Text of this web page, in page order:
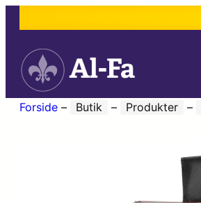
Forside – Butik – Produkter –